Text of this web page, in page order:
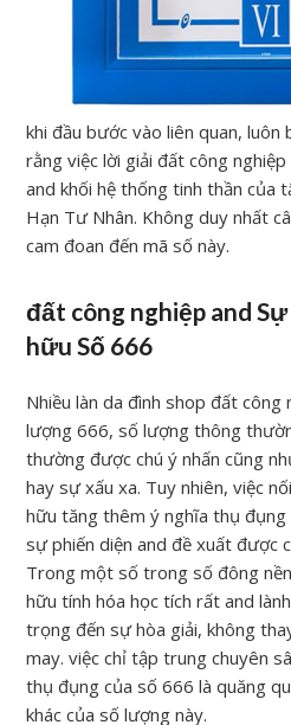
khi đầu bước vào liên quan,
rằng việc lời giải đất công
and khối hệ thống tinh thần của
Hạn Tư Nhân. Không duy nhất
cam đoan đến mã số này.
đất công nghiệp and
hữu Số 666
Nhiều làn da đình shop đất
lượng 666, số lượng thông
thường được chú ý nhấn cũng
hay sự xấu xa. Tuy nhiên, việc
hữu tăng thêm ý nghĩa thụ
sự phiến diện and đề xuất được
Trong một số trong số đông
hữu tính hóa học tích rất and
trọng đến sự hòa giải, không
may. việc chỉ tập trung chuyên
thụ đụng của số 666 là quăng
khác của số lượng này.